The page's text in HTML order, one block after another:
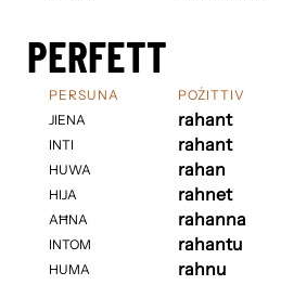
PERFETT
PERSUNA
JIENA
INTI
HUWA
HIJA
AĦNA
INTOM
HUMA
POŻITTIV
rahant
rahant
rahan
rahnet
rahanna
rahantu
rahnu